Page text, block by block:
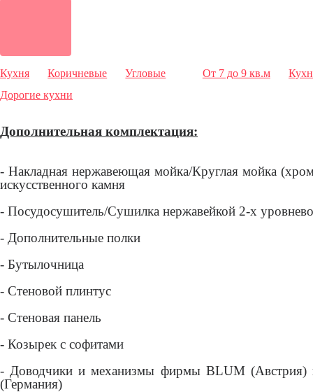
Кухня Коричневые Угловые От 7 до 9 кв.м
Дорогие кухни
Дополнительная комплектация:
- Накладная нержавеющая мойка/Круглая мойка
искусственного камня
- Посудосушитель/Сушилка нержавейкой 2-х
- Дополнительные полки
- Бутылочница
- Стеновой плинтус
- Стеновая панель
- Козырек с софитами
- Доводчики и механизмы фирмы BLUM (Австрия)
(Германия)